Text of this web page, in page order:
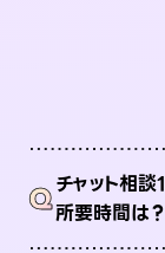
Qチャット相
所要時間は？